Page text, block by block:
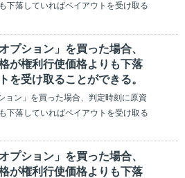
下落していればペイアウトを受け取る
プション」を買った場合、
が権利行使価格よりも下落
を受け取ることができる。
ョン」を買った場合、判定時刻に原資
下落していればペイアウトを受け取る
プション」を買った場合、
が権利行使価格よりも下落